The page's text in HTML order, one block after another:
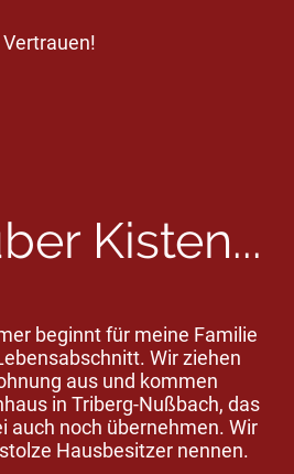
Kisten...
beginnt für meine Familie
Wir ziehen
aus und kommen
in Triberg-Nußbach, das
auch noch übernehmen. Wir
Hausbesitzer nennen.